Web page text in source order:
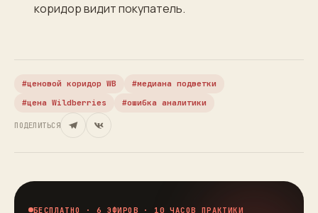
коридор видит покупатель.
ценовой коридор WB
медиана подветки
цена Wildberries
ошибка аналитики
ПОДЕЛИТЬСЯ
БЕСПЛАТНО · 6 ЭФИРОВ · 10 ЧАСОВ ПРАКТИКИ